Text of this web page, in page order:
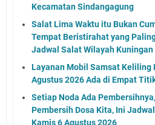
Kecamatan Sindangagung
Salat Lima Waktu itu Bukan
Tempat Beristirahat yang
Jadwal Salat Wilayah
Layanan Mobil Samsat Keliling
Agustus 2026 Ada di Empat
Setiap Noda Ada
Pembersih Dosa Kita, Ini
Kamis 6 Agustus 2026